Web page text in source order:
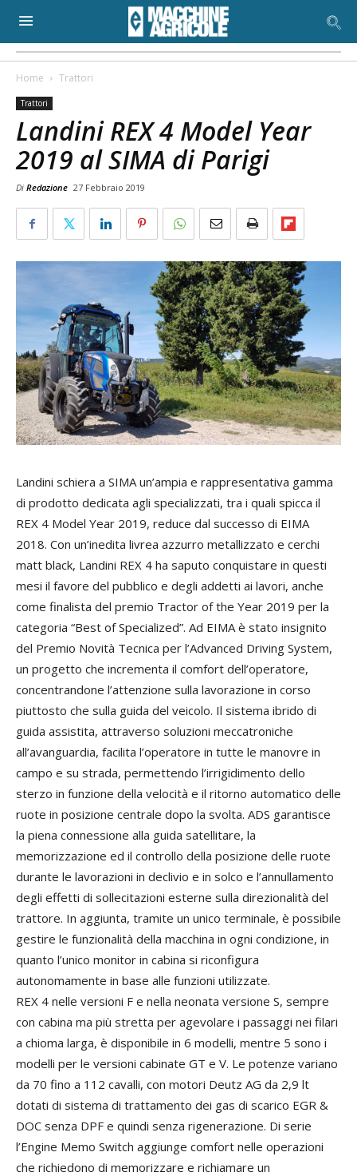
Home Trattori
Trattori
Landini REX 4 Model Year
2019 al SIMA di Parigi
Di Redazione 27 Febbraio 2019
Landini schiera a SIMA un’ampia e rappresentativa gamma
di prodotto dedicata agli specializzati, tra i quali spicca il
REX 4 Model Year 2019, reduce dal successo di EIMA
2018. Con un’inedita livrea azzurro metallizzato e cerchi
matt black, Landini REX 4 ha saputo conquistare in questi
mesi il favore del pubblico e degli addetti ai lavori, anche
come finalista del premio Tractor of the Year 2019 per la
categoria “Best of Specialized”. Ad EIMA è stato insignito
del Premio Novità Tecnica per l’Advanced Driving System,
un progetto che incrementa il comfort dell’operatore,
concentrandone l’attenzione sulla lavorazione in corso
piuttosto che sulla guida del veicolo. Il sistema ibrido di
guida assistita, attraverso soluzioni meccatroniche
all’avanguardia, facilita l’operatore in tutte le manovre in
campo e su strada, permettendo l’irrigidimento dello
sterzo in funzione della velocità e il ritorno automatico delle
ruote in posizione centrale dopo la svolta. ADS garantisce
la piena connessione alla guida satellitare, la
memorizzazione ed il controllo della posizione delle ruote
durante le lavorazioni in declivio e in solco e l’annullamento
degli effetti di sollecitazioni esterne sulla direzionalità del
trattore. In aggiunta, tramite un unico terminale, è possibile
gestire le funzionalità della macchina in ogni condizione, in
quanto l’unico monitor in cabina si riconfigura
autonomamente in base alle funzioni utilizzate.
REX 4 nelle versioni F e nella neonata versione S, sempre
con cabina ma più stretta per agevolare i passaggi nei filari
a chioma larga, è disponibile in 6 modelli, mentre 5 sono i
modelli per le versioni cabinate GT e V. Le potenze variano
da 70 fino a 112 cavalli, con motori Deutz AG da 2,9 lt
dotati di sistema di trattamento dei gas di scarico EGR &
DOC senza DPF e quindi senza rigenerazione. Di serie
l’Engine Memo Switch aggiunge comfort nelle operazioni
che richiedono di memorizzare e richiamare un